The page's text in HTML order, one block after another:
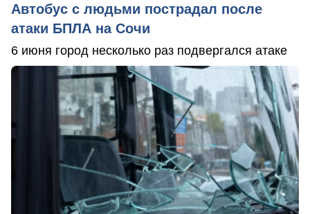
Автобус с людьми пострадал после
атаки БПЛА на Сочи
6 июня город несколько раз подвергался атаке